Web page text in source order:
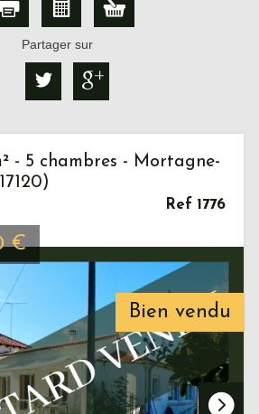
Partager sur
Bien vendu
- 5 chambres - Mortagne-
Ref 1776
€